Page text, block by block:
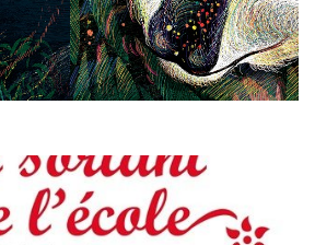
En savoir plus
projection dès 4 ans